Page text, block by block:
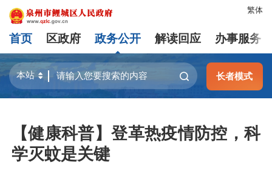
繁体
首页 区政府 政务公开 解读回应 办事服务
长者模式
【健康科普】登革热疫情防控，科
学灭蚊是关键